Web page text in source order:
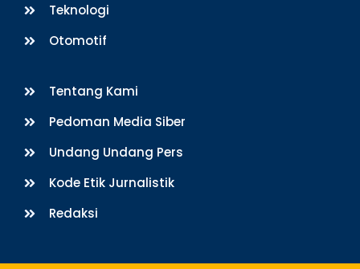
Teknologi
Otomotif
Tentang Kami
Pedoman Media Siber
Undang Undang Pers
Kode Etik Jurnalistik
Redaksi